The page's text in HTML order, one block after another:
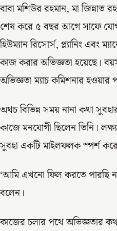
বাবা মশিউর রহমান, মা জিন্নাত
শেষ করে ৫ বছর আগে সাফে
হিউম্যান রিসোর্স, প্ল্যানিং এবং
কাজ করার অভিজ্ঞতা হয়েছে।
অভিজ্ঞতা ম্যাচ কমিশনার
অথচ বিভিন্ন সময় নানা কথা
কাজে মনযোগী ছিলেন তিনি।
সুবহা একটি মাইলফলক স্পর্শ
‘আমি এখনো ফিল করতে পারছি
বলেন।
কাজের চলার পথে অভিজ্ঞতার